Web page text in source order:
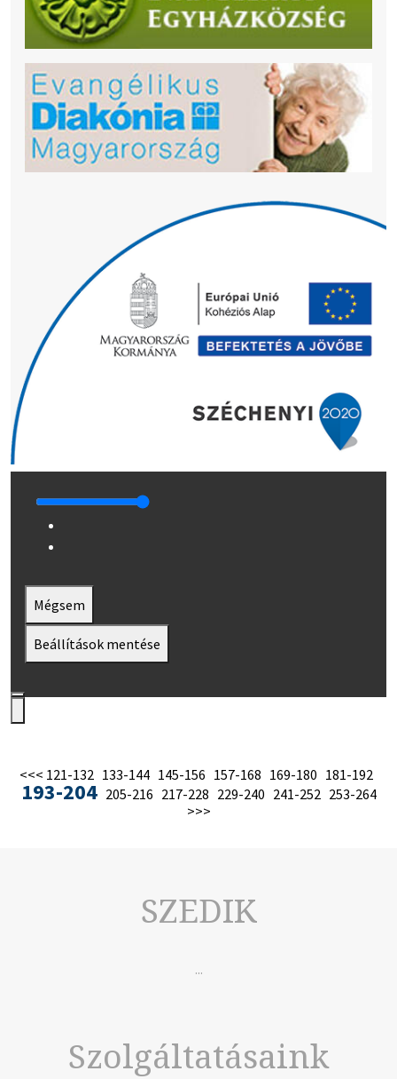
Mégsem
Beállítások mentése
<<< 121-132 133-144 145-156 157-168 169-180 181-192
193-204 205-216 217-228 229-240 241-252 253-264
>>>
SZEDIK
...
Szolgáltatásaink